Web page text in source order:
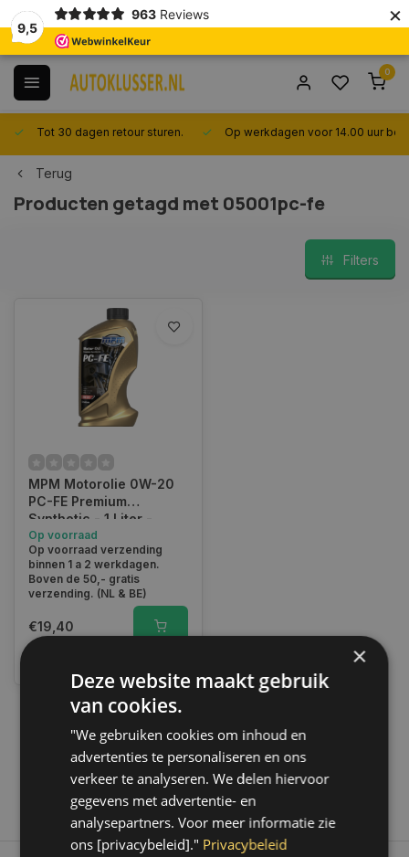
9,5
963 Reviews ×
0
Tot 30 dagen retour sturen. Op werkdagen voor 14.00 uur
Terug
Producten getagd met 05001pc-fe
Filters
MPM Motorolie 0W-20
PC-FE Premium
Synthetic - 1 Liter -
05001PC-FE
Op voorraad
Op voorraad verzending
binnen 1 a 2 werkdagen.
Boven de 50,- gratis
verzending. (NL & BE)
€19,40
1
×
Deze website maakt gebruik
van cookies.
"We gebruiken cookies om inhoud en
advertenties te personaliseren en ons
verkeer te analyseren. We delen hiervoor
gegevens met advertentie- en
analysepartners. Voor meer informatie zie
ons [privacybeleid]." Privacybeleid